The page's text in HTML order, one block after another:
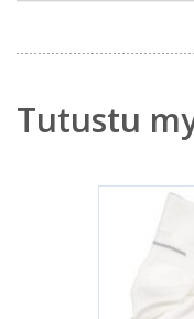
Tutustu